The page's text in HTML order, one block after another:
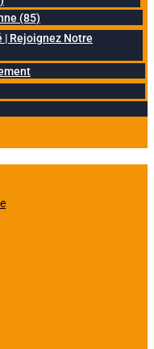
(85)
| Rejoignez Notre